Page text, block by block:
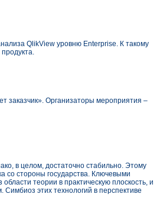
QlikView уровню Enterprise. К такому
заказчик». Организаторы мероприятия –
в целом, достаточно стабильно. Этому
со стороны государства. Ключевыми
теории в практическую плоскость, и
этих технологий в перспективе